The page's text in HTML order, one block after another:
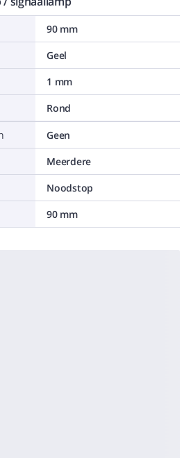
90 mm
Geel
1 mm
Rond
Geen
Meerdere
Noodstop
90 mm